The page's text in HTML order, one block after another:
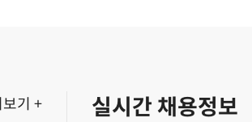
보기 + 실시간 채용정보